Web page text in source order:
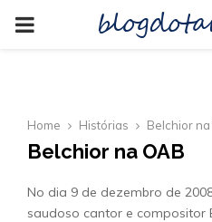
PRIMARY
Home Histórias Belchior na
Belchior na OAB
No dia 9 de dezembro de
saudoso cantor e compositor